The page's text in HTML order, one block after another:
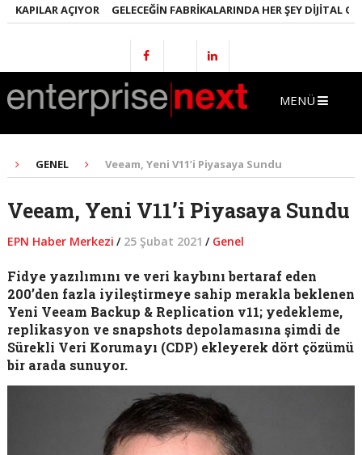
AÇIYOR GELECEĞIN FABRIKALARINDA HER ŞEY DIJITAL
MENÜ
GENEL Veeam, Yeni V11’i Piyasaya Sundu
Veeam, Yeni V11’i Piyasaya Sundu
EPN Haber Merkezi / 25 Şubat 2021 / Genel
Fidye yazılımını ve veri kaybını bertaraf eden
200’den fazla iyileştirmeye sahip merakla beklenen
Yeni Veeam Backup & Replication v11; yedekleme,
replikasyon ve snapshots depolamasına şimdi de
Sürekli Veri Korumayı (CDP) ekleyerek dört çözümü
bir arada sunuyor.